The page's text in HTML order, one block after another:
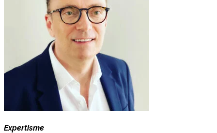
Expertisme